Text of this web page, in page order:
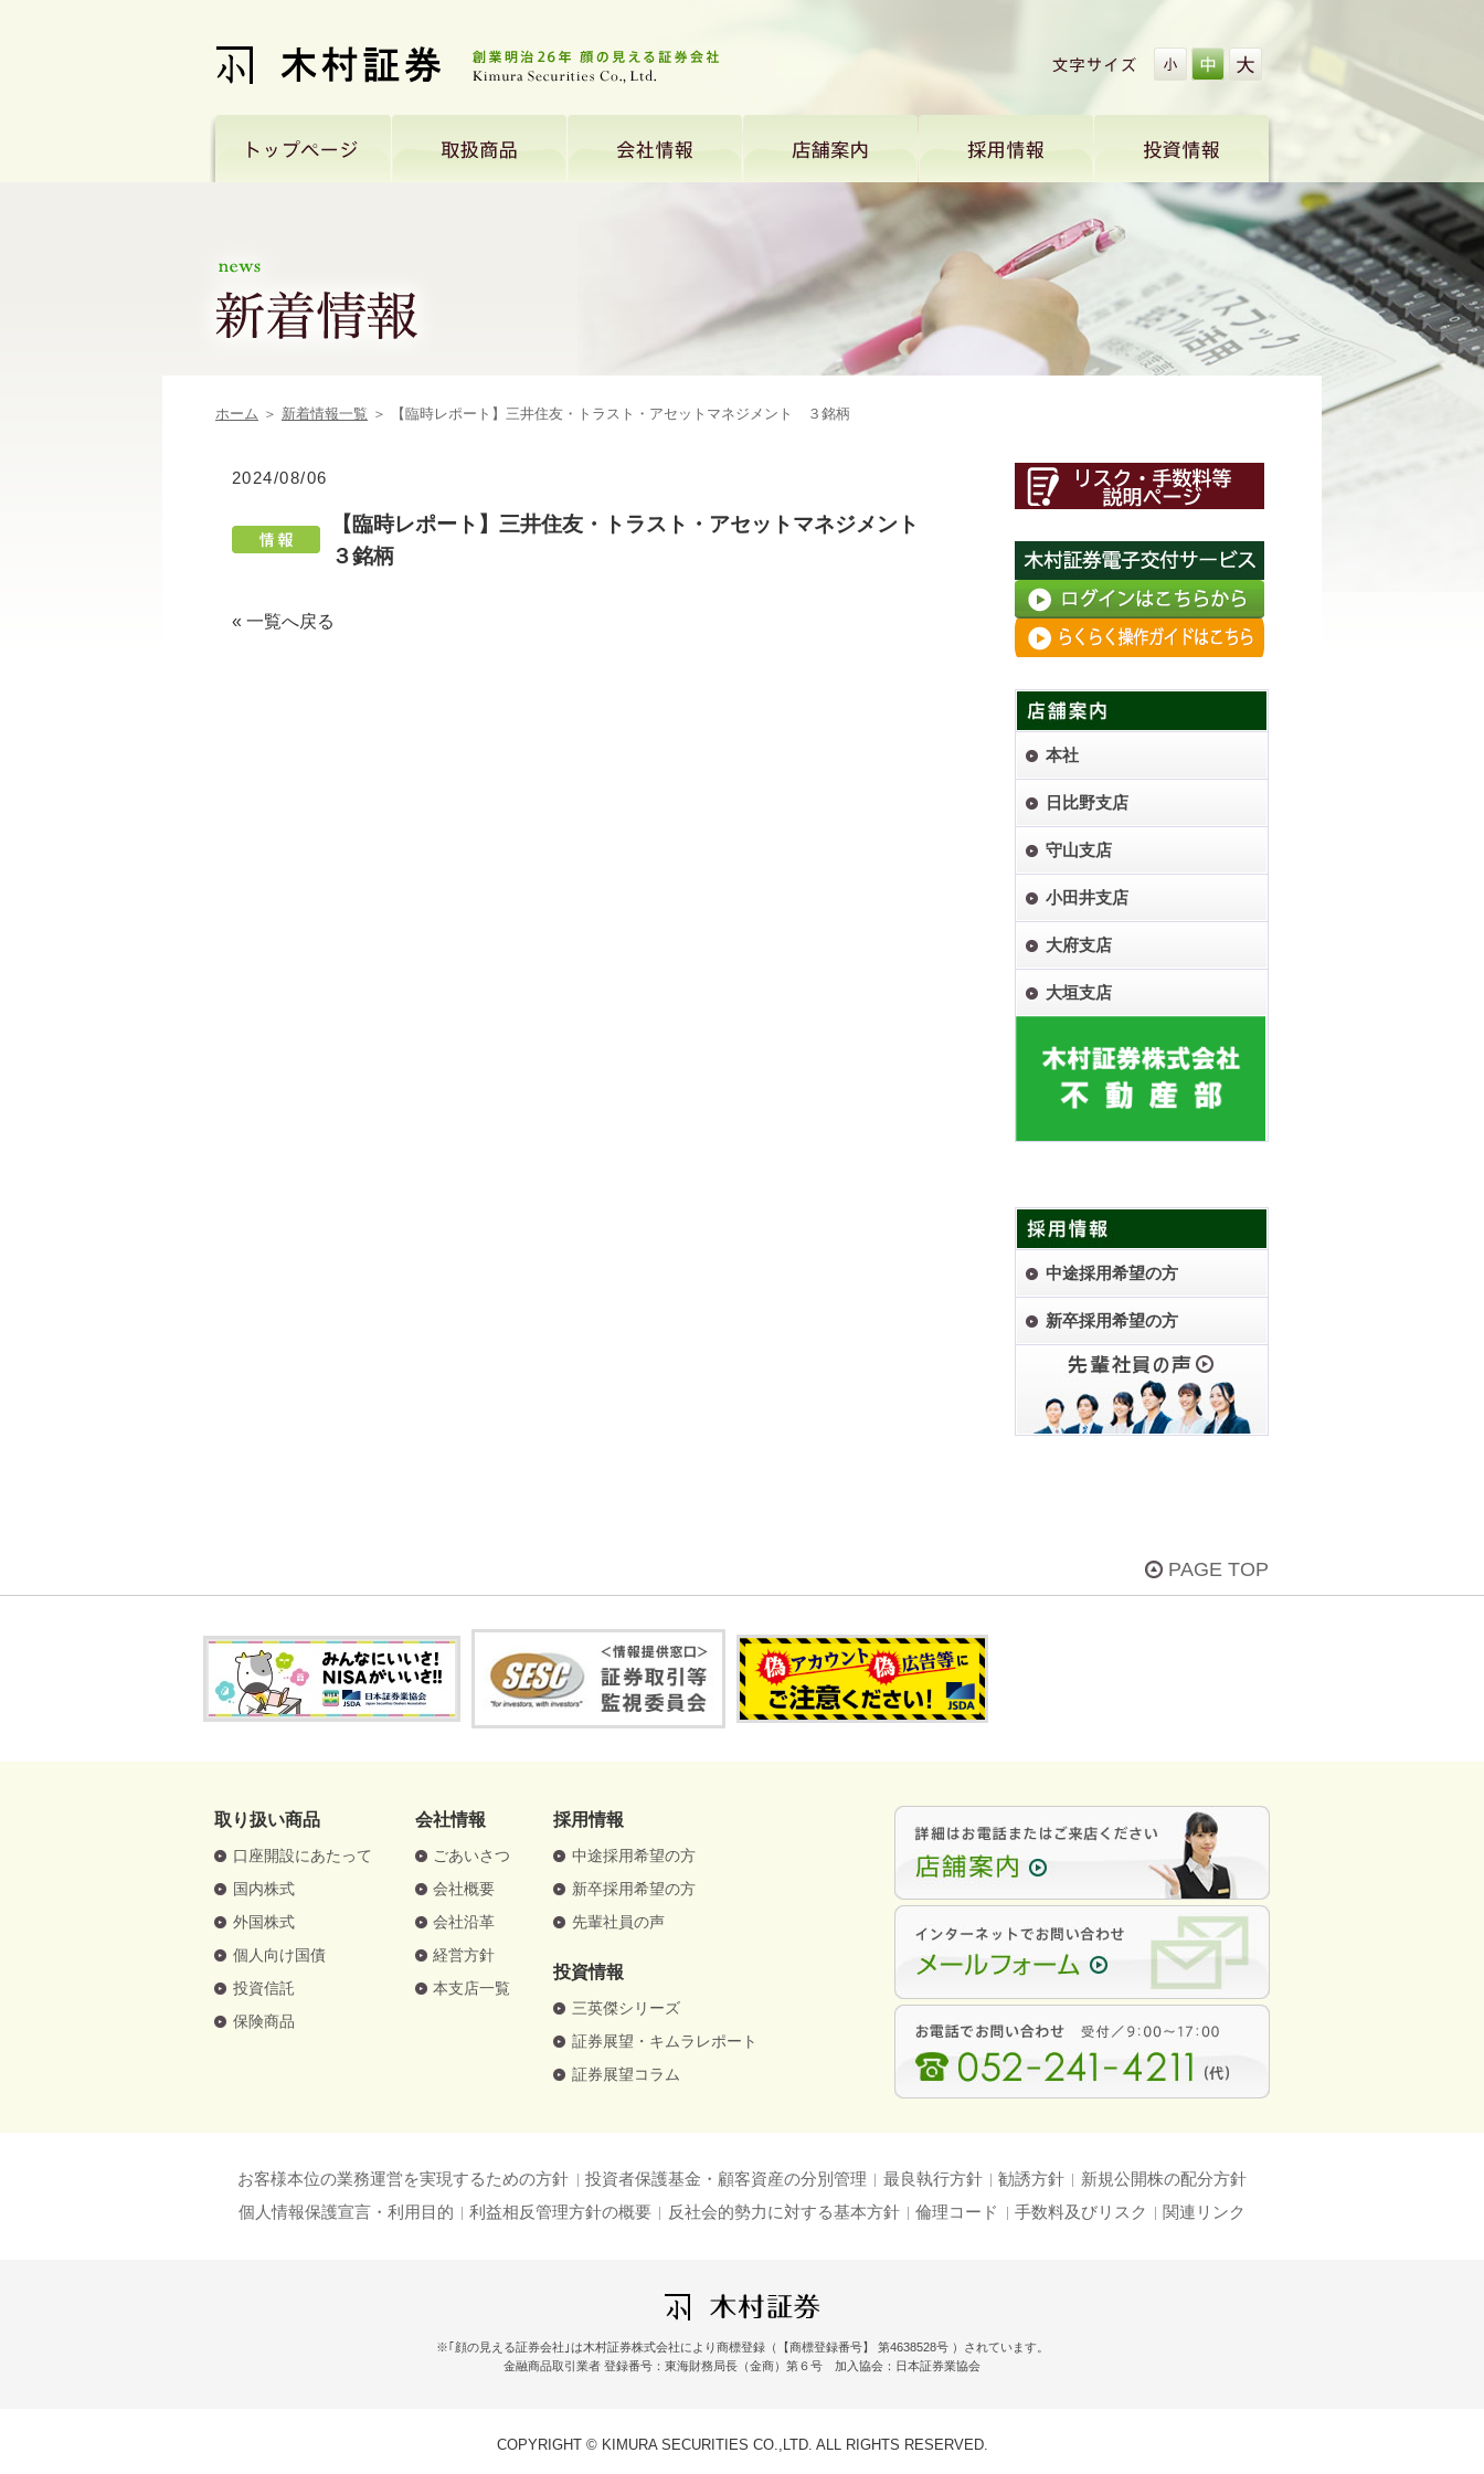
ホーム ＞ 新着情報一覧 ＞ 【臨時レポート】三井住友・トラスト・アセットマネジメント ３銘柄
2024/08/06
【臨時レポート】三井住友・トラスト・アセットマネジメント
３銘柄
« 一覧へ戻る
本社
日比野支店
守山支店
小田井支店
大府支店
大垣支店
中途採用希望の方
新卒採用希望の方
PAGE TOP
取り扱い商品
口座開設にあたって
国内株式
外国株式
個人向け国債
投資信託
保険商品
会社情報
ごあいさつ
会社概要
会社沿革
経営方針
本支店一覧
採用情報
中途採用希望の方
新卒採用希望の方
先輩社員の声
投資情報
三英傑シリーズ
証券展望・キムラレポート
証券展望コラム
お客様本位の業務運営を実現するための方針 投資者保護基金・顧客資産の分別管理 最良執行方針 勧誘方針
新規公開株の配分方針
個人情報保護宣言・利用目的
利益相反管理方針の概要 反社会的勢力に対する基本方針 倫理コード 手数料及びリスク 関連リンク
※｢顔の見える証券会社｣は木村証券株式会社により商標登録（【商標登録番号】 第4638528号 ）されています。
金融商品取引業者 登録番号：東海財務局長（金商）第６号 加入協会：日本証券業協会
COPYRIGHT © KIMURA SECURITIES CO.,LTD. ALL RIGHTS RESERVED.